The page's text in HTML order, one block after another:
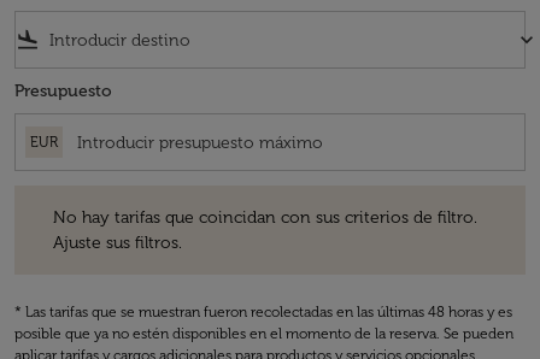
flight_land keyboard_arrow_down
Presupuesto
EUR
No hay tarifas que coincidan con sus criterios de filtro.
Ajuste sus filtros.
* Las tarifas que se muestran fueron recolectadas en las últimas 48 horas y es
posible que ya no estén disponibles en el momento de la reserva. Se pueden
aplicar tarifas y cargos adicionales para productos y servicios opcionales.